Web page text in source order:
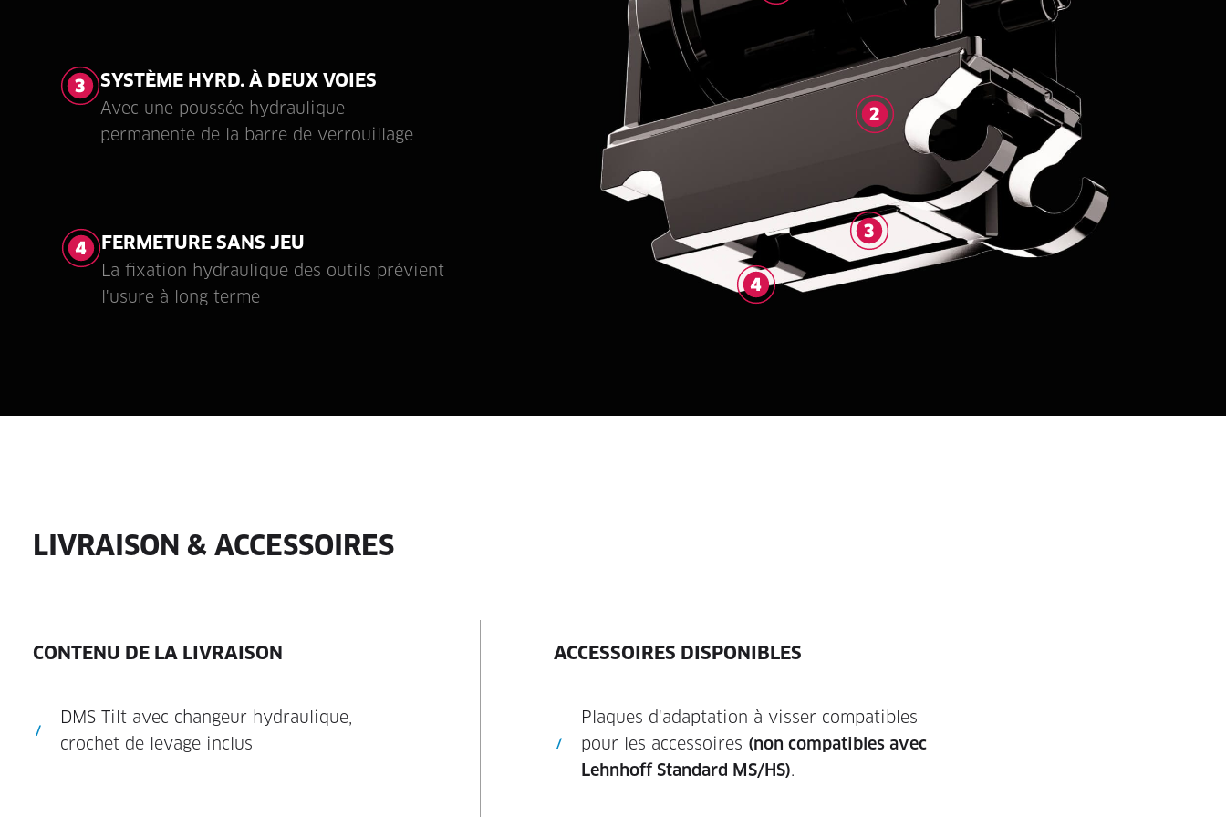
SYSTÈME HYRD. À DEUX VOIES
Avec une poussée hydraulique
permanente de la barre de verrouillage
FERMETURE SANS JEU
La fixation hydraulique des outils prévient
l'usure à long terme
LIVRAISON & ACCESSOIRES
CONTENU DE LA LIVRAISON
DMS Tilt avec changeur hydraulique,
crochet de levage inclus
ACCESSOIRES DISPONIBLES
Plaques d'adaptation à visser compatibles
pour les accessoires (non compatibles avec
Lehnhoff Standard MS/HS).